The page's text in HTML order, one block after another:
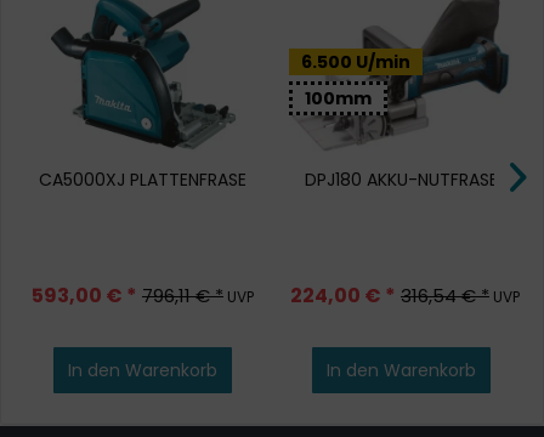
CA5000XJ PLATTENFRASE
593,00 € * 796,11 € * UVP
In den Warenkorb
6.500 U/min
100mm
DPJ180 AKKU-NUTFRASE
224,00 € * 316,54 € * UVP
In den Warenkorb